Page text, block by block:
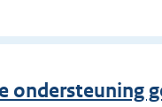
ondersteuning